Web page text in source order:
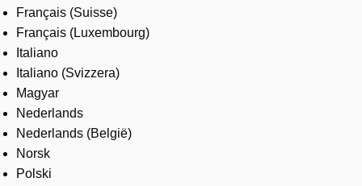
Français (Suisse)
Français (Luxembourg)
Italiano
Italiano (Svizzera)
Magyar
Nederlands
Nederlands (België)
Norsk
Polski